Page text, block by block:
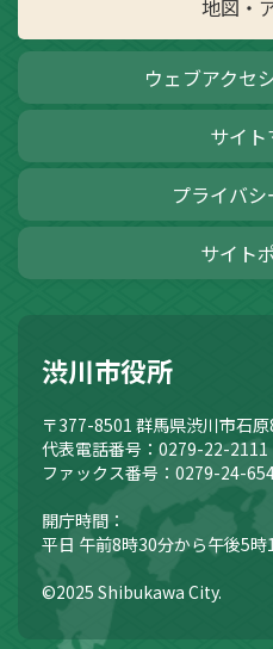
地図・
ウェブアクセ
サイ
プライバ
サイト
渋川市役所
〒377-8501 群馬県渋川市石
代表電話番号：0279-22-2111
ファックス番号：0279-24-
開庁時間：
平日 午前8時30分から午後5時
©2025 Shibukawa City.